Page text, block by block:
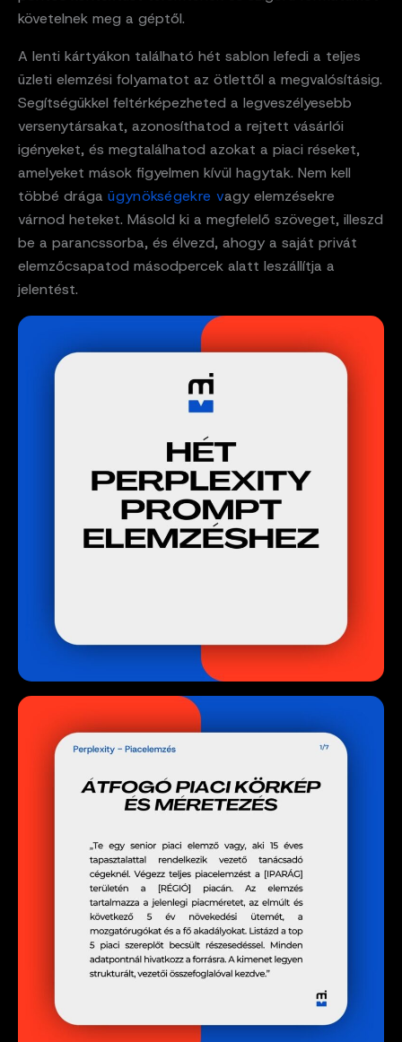
követelnek meg a géptől.
A lenti kártyákon található hét sablon lefedi a teljes
üzleti elemzési folyamatot az ötlettől a megvalósításig.
Segítségükkel feltérképezheted a legveszélyesebb
versenytársakat, azonosíthatod a rejtett vásárlói
igényeket, és megtalálhatod azokat a piaci réseket,
amelyeket mások figyelmen kívül hagytak. Nem kell
többé drága ügynökségekre vagy elemzésekre
várnod heteket. Másold ki a megfelelő szöveget, illeszd
be a parancssorba, és élvezd, ahogy a saját privát
elemzőcsapatod másodpercek alatt leszállítja a
jelentést.